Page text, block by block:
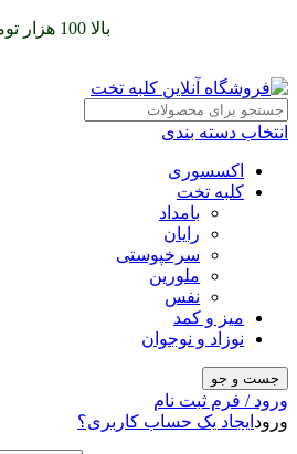
بالا 100 هزار تومان
انتخاب دسته بندی
اکسسوری
کلبه تخت
بامداد
رایان
سرخپوستی
ملورین
نفس
میز و کمد
نوزاد و نوجوان
جست و جو
ورود / فرم ثبت نام
ورود ایجاد یک حساب کاربری؟